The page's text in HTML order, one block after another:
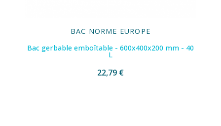
BAC NORME EUROPE
Bac gerbable emboîtable - 600x400x200 mm - 40
L
22,79 €